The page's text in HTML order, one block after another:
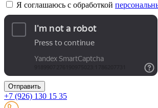
Я соглашаюсь с обработкой
Отправить
+7 (926) 130 15 35